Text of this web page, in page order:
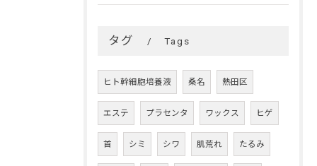
タグ Tags
ヒト幹細胞培養液 桑名 熱田区
エステ プラセンタ ワックス ヒゲ
首 シミ シワ 肌荒れ たるみ